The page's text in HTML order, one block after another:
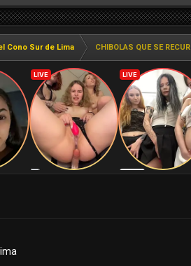
Cono Sur de Lima CHIBOLAS QUE SE